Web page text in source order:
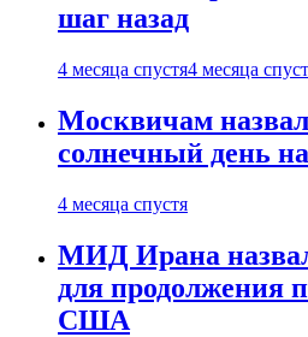
шаг назад
4 месяца спустя4 месяца
Москвичам
солнечный день
4 месяца спустя
МИД Ирана
для продолжения
США